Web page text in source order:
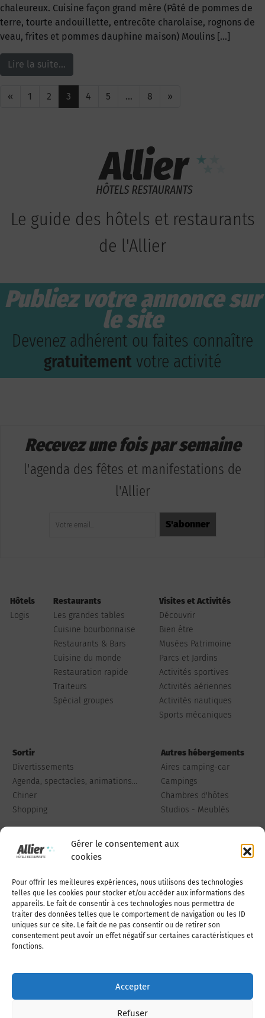
Gérer le consentement aux
cookies
Pour offrir les meilleures expériences, nous utilisons des technologies
telles que les cookies pour stocker et/ou accéder aux informations des
appareils. Le fait de consentir à ces technologies nous permettra de
traiter des données telles que le comportement de navigation ou les ID
uniques sur ce site. Le fait de ne pas consentir ou de retirer son
consentement peut avoir un effet négatif sur certaines caractéristiques et
fonctions.
Accepter
Refuser
chaleureux. Cuisine façon grand mère (Pâté de pommes de
terre, tourte andouillette, entrecôte charolaise, rognons de
veau, frites et pommes dauphine maison) Moulins […]
Lire la suite…
« 1 2 3 4 5 … 8 »
Le guide des hôtels et restaurants
de l'Allier
Publiez votre annonce sur
le site
Devenez adhérent ou faites connaître
gratuitement votre activité
Recevez une fois par semaine
l'agenda des fêtes et manifestations de
l'Allier
Hôtels
Logis
Restaurants
Les grandes tables
Cuisine bourbonnaise
Restaurants & Bars
Cuisine du monde
Restauration rapide
Traiteurs
Spécial groupes
Visites et Activités
Découvrir
Bien être
Musées Patrimoine
Parcs et Jardins
Activités sportives
Activités aériennes
Activités nautiques
Sports mécaniques
Sortir
Divertissements
Agenda, spectacles, animations...
Chiner
Shopping
Autres hébergements
Aires camping-car
Campings
Chambres d'hôtes
Studios - Meublés
Qui sommes-nous Publiez votre annonce
Adhérer à l’association Nous contacter
Politique de cookies (UE)